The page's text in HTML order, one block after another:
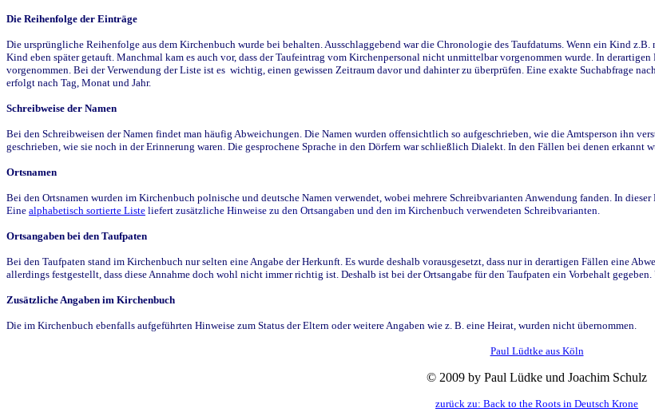
Die Reihenfolge der Einträge
Die ursprüngliche Reihenfolge aus dem Kirchenbuch wurde bei behalten. Ausschlaggebend war die Chronologie des Taufdatums. Wenn ein Kind
Kind eben später getauft. Manchmal kam es auch vor, dass der Taufeintrag vom Kirchenpersonal nicht unmittelbar vorgenommen wurde. In
vorgenommen. Bei der Verwendung der Liste ist es wichtig, einen gewissen Zeitraum davor und dahinter zu überprüfen. Eine exakte Suchabfrage
erfolgt nach Tag, Monat und Jahr.
Schreibweise der Namen
Bei den Schreibweisen der Namen findet man häufig Abweichungen. Die Namen wurden offensichtlich so aufgeschrieben, wie die Amtsperson ihn
geschrieben, wie sie noch in der Erinnerung waren. Die gesprochene Sprache in den Dörfern war schließlich Dialekt. In den Fällen bei denen erkannt
Ortsnamen
Bei den Ortsnamen wurden im Kirchenbuch polnische und deutsche Namen verwendet, wobei mehrere Schreibvarianten Anwendung fanden. In
Eine alphabetisch sortierte Liste liefert zusätzliche Hinweise zu den Ortsangaben und den im Kirchenbuch verwendeten Schreibvarianten.
Ortsangaben bei den Taufpaten
Bei den Taufpaten stand im Kirchenbuch nur selten eine Angabe der Herkunft. Es wurde deshalb vorausgesetzt, dass nur in derartigen Fällen eine
allerdings festgestellt, dass diese Annahme doch wohl nicht immer richtig ist. Deshalb ist bei der Ortsangabe für den Taufpaten ein Vorbehalt
Zusätzliche Angaben im Kirchenbuch
Die im Kirchenbuch ebenfalls aufgeführten Hinweise zum Status der Eltern oder weitere Angaben wie z. B. eine Heirat, wurden nicht übernommen.
Paul Lüdtke aus Köln
© 2009 by Paul Lüdke und Joachim Schulz
zurück zu: Back to the Roots in Deutsch Krone